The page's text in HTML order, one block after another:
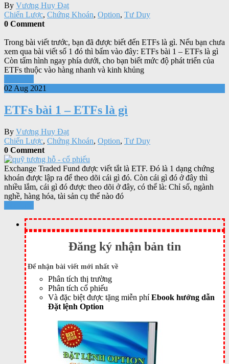
By Vương Huy Đạt
Chiến Lược, Chứng Khoán, Option, Tư Duy
0 Comment
Trong bài viết trước, bạn đã được biết đến ETFs là gì. Nếu bạn chưa
xem qua bài viết số 1 đó thì bấm vào đây: ETFs bài 1 – ETFs là gì
Còn tấm hình ngay phía dưới, cho bạn biết mức độ phát triển của
ETFs thuộc vào hàng nhanh và kinh khủng
02 Aug 2021
ETFs bài 1 – ETFs là gì
By Vương Huy Đạt
Chiến Lược, Chứng Khoán, Option, Tư Duy
0 Comment
Exchange Traded Fund được viết tắt là ETF. Đó là 1 dạng chứng
khoán được lập ra để theo dõi cái gì đó. Còn cái gì đó ở đây thì
nhiều lắm, cái gì đó được theo dõi ở đây, có thể là: Chỉ số, ngành
nghề, hàng hóa, tài sản cụ thể nào đó
Đăng ký nhận bản tin
Để nhận bài viết mới nhất về
Phân tích thị trường
Phân tích cổ phiếu
Và đặc biệt được tặng miễn phíEbook hướng dẫn
Đặt lệnh Option